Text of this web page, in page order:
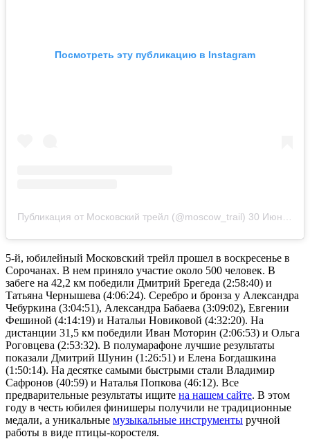
Посмотреть эту публикацию в Instagram
Публикация от Московский трейл (@moscow_trail) 30 Июн 2019 в 10:42 PDT
5-й, юбилейный Московский трейл прошел в воскресенье в
Сорочанах. В нем приняло участие около 500 человек. В
забеге на 42,2 км победили Дмитрий Брегеда (2:58:40) и
Татьяна Чернышева (4:06:24). Серебро и бронза у Александра
Чебуркина (3:04:51), Александра Бабаева (3:09:02), Евгении
Фешиной (4:14:19) и Натальи Новиковой (4:32:20). На
дистанции 31,5 км победили Иван Моторин (2:06:53) и Ольга
Роговцева (2:53:32). В полумарафоне лучшие результаты
показали Дмитрий Шунин (1:26:51) и Елена Богдашкина
(1:50:14). На десятке самыми быстрыми стали Владимир
Сафронов (40:59) и Наталья Попкова (46:12). Все
предварительные результаты ищите на нашем сайте. В этом
году в честь юбилея финишеры получили не традиционные
медали, а уникальные музыкальные инструменты ручной
работы в виде птицы-коростеля.